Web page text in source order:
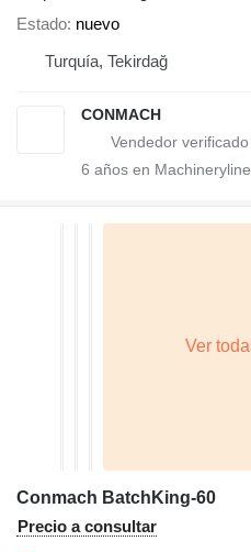
Estado nuevo
Turquía, Tekirdağ
CONMACH
6 años en Machineryline
Conmach BatchKing-60
Precio a consultar